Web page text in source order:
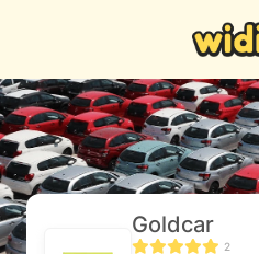
Goldcar
2